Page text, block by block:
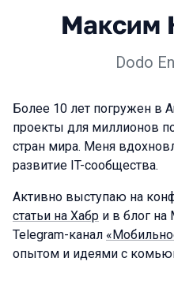
Максим
Dodo
Более 10 лет погружен в
проекты для миллионов
стран мира. Меня
развитие IT-сообщества.
Активно выступаю на
статьи на Хабр и в блог на
Telegram-канал
опытом и идеями с